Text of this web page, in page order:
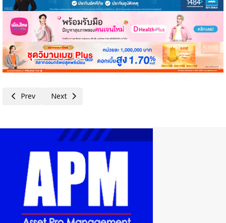
Previous article: แบงก์ชาติ ร่วมกับ บสย.และหอการค้า จ.น่าน เปิดศูนย์ช่วยเ
Prev Next article: ธปท. ยันไม่มีนโยบายให้ใบอนุญาตประกอบธุรกิจ
Next